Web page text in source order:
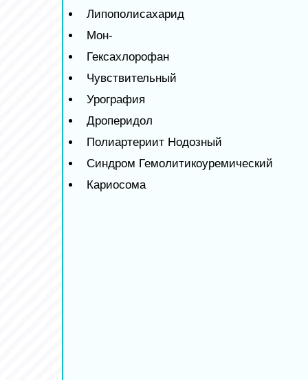
Липополисахарид
Мон-
Гексахлорофан
Чувствительный
Урография
Дроперидол
Полиартериит Нодозный
Синдром Гемолитикоуремический
Кариосома